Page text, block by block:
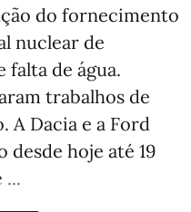
do fornecimento
nuclear de
falta de água.
trabalhos de
A Dacia e a Ford
desde hoje até 19
...